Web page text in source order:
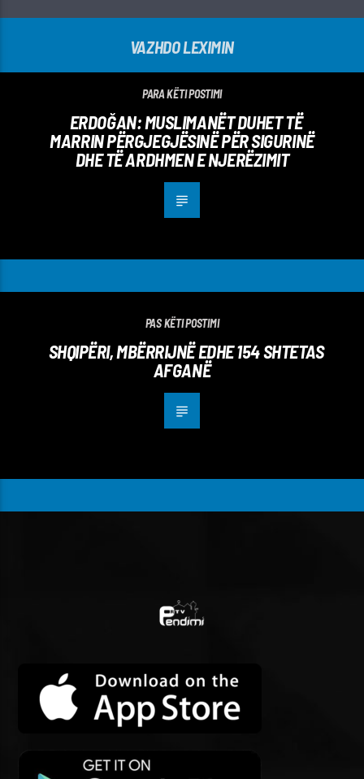
VAZHDO LEXIMIN
PARA KËTI POSTIMI
ERDOĞAN: MUSLIMANËT DUHET TË
MARRIN PËRGJEGJËSINË PËR SIGURINË
DHE TË ARDHMEN E NJERËZIMIT
PAS KËTI POSTIMI
SHQIPËRI, MBËRRIJNË EDHE 154 SHTETAS
AFGANË